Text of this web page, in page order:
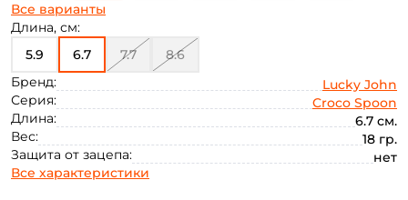
Все варианты
Длина, см:
5.9
6.7 7.7
8.6
Бренд:
Lucky John
Серия:
Croco Spoon
Длина:
6.7 см.
Вес:
18 гр.
Защита от зацепа:
нет
Все характеристики